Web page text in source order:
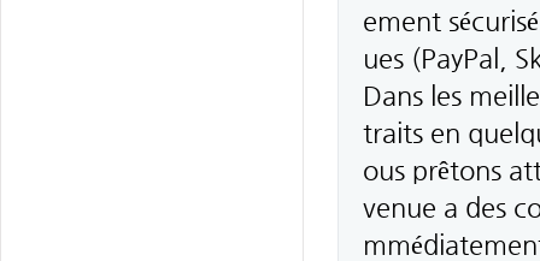
ement
ues (PayPal,
Dans les
traits en
ous prêtons
venue a des